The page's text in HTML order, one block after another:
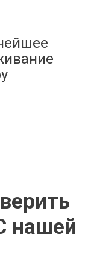
нашей